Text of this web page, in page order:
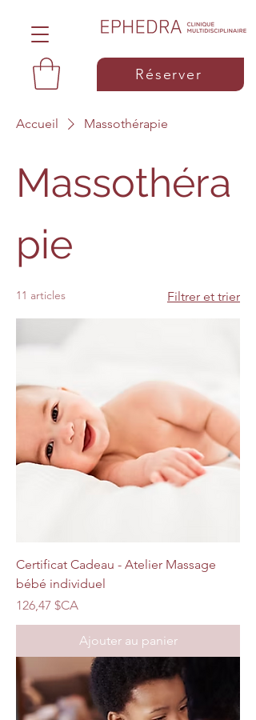
Réserver
Accueil Massothérapie
Massothéra
pie
11 articles Filtrer et trier
Certificat Cadeau - Atelier Massage
bébé individuel
Prix
126,47 $CA
Ajouter au panier